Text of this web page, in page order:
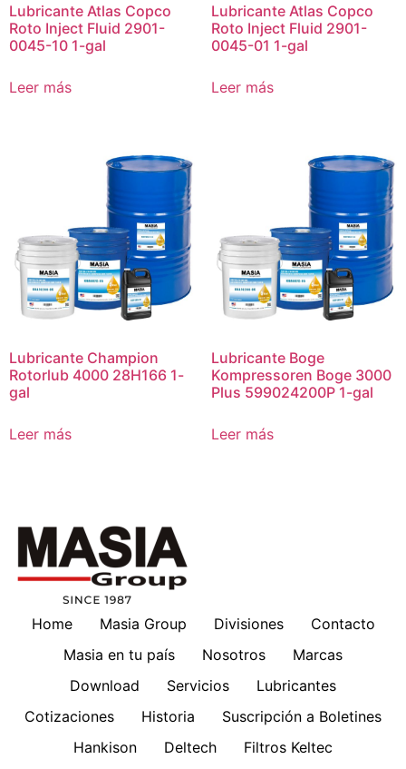
Lubricante Atlas Copco
Roto Inject Fluid 2901-
0045-10 1-gal
Leer más
Lubricante Atlas Copco
Roto Inject Fluid 2901-
0045-01 1-gal
Leer más
Lubricante Champion
Rotorlub 4000 28H166 1-
gal
Leer más
Lubricante Boge
Kompressoren Boge 3000
Plus 599024200P 1-gal
Leer más
Home Masia Group Divisiones
Contacto
Masia en tu país
Nosotros
Marcas
Download
Servicios
Lubricantes
Cotizaciones
Historia
Suscripción a Boletines
Hankison
Deltech
Filtros Keltec